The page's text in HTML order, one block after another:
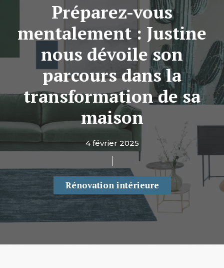
Préparez-vous
mentalement : Justine
nous dévoile son
parcours dans la
transformation de sa
maison
4 février 2025
Rénovation intérieure